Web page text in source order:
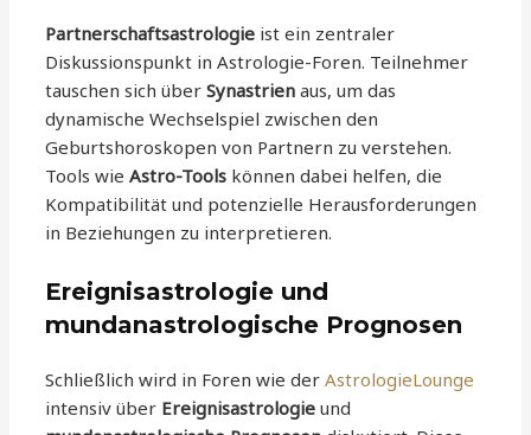
Partnerschaftsastrologie ist ein zentraler
Diskussionspunkt in Astrologie-Foren. Teilnehmer
tauschen sich überSynastrien aus, um das
dynamische Wechselspiel zwischen den
Geburtshoroskopen von Partnern zu verstehen.
Tools wieAstro-Tools können dabei helfen, die
Kompatibilität und potenzielle Herausforderungen
in Beziehungen zu interpretieren.
Ereignisastrologie und
mundanastrologische Prognosen
Schließlich wird in Foren wie derAstrologieLounge
intensiv über Ereignisastrologie und